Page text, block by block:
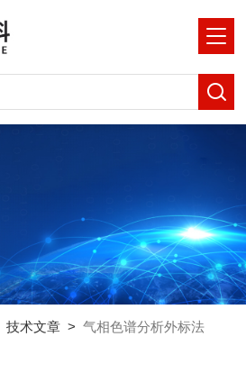
技术文章> 气相色谱分析外标法